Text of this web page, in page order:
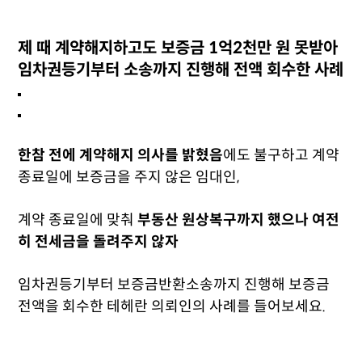
제 때 계약해지하고도 보증금 1억2천만 원 못받아
임차권등기부터 소송까지 진행해 전액 회수한 사례
한참 전에 계약해지 의사를 밝혔음에도 불구하고 계약
종료일에 보증금을 주지 않은 임대인,
계약 종료일에 맞춰부동산 원상복구까지 했으나 여전
히 전세금을 돌려주지 않자
임차권등기부터 보증금반환소송까지 진행해 보증금
전액을 회수한 테헤란 의뢰인의 사례를 들어보세요.